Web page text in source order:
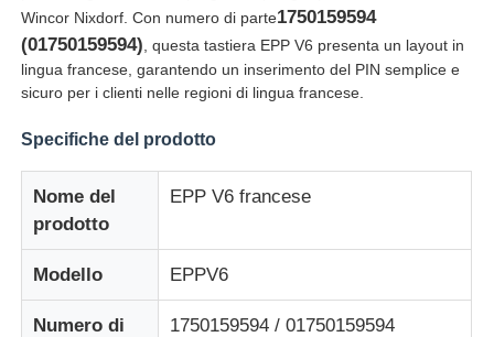
Casa
Wincor Nixdorf. Con numero di parte1750159594
(01750159594) , questa tastiera EPP V6 presenta un layout in
lingua francese, garantendo un inserimento del PIN semplice e
sicuro per i clienti nelle regioni di lingua francese.
Specifiche del prodotto
Nome del
prodotto
EPP V6 francese
Modello EPPV6
Numero di
1750159594 / 01750159594